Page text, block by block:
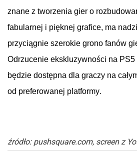
znane z tworzenia gier o
fabularnej i pięknej grafice, ma
przyciągnie szerokie grono fanów
Odrzucenie ekskluzywności na PS5
będzie dostępna dla graczy na
od preferowanej platformy.
źródło: pushsquare.com, screen z